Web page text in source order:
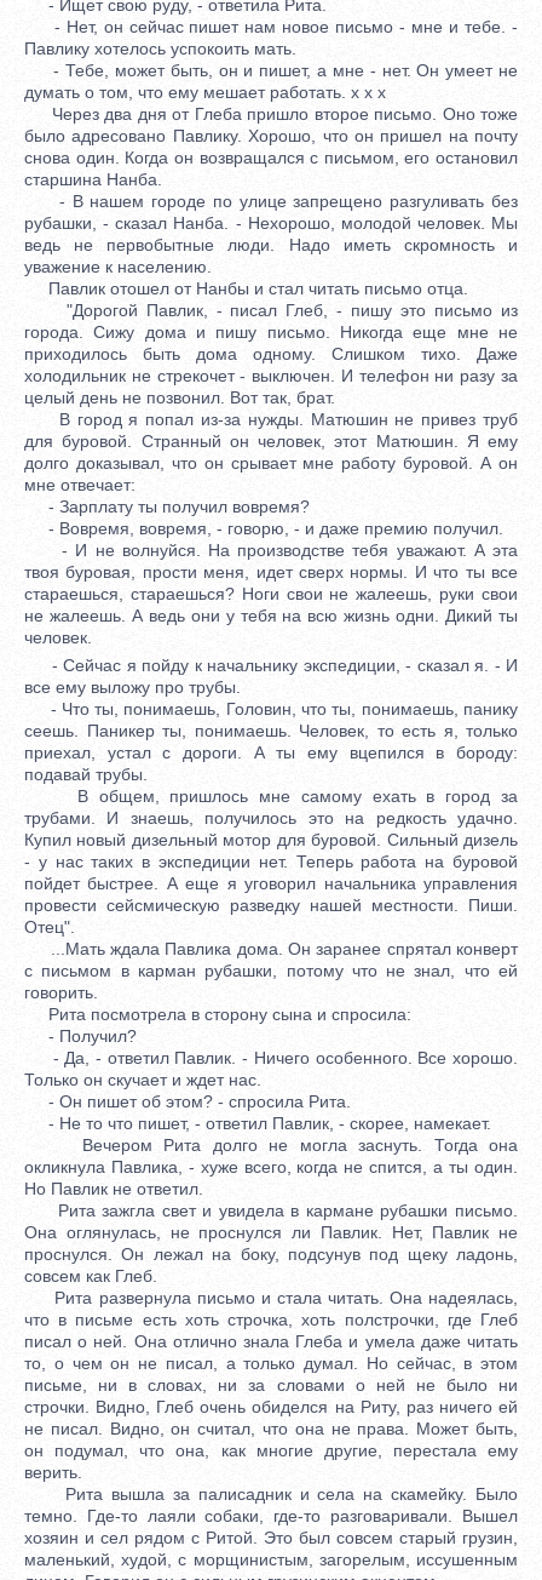
- Ищет свою руду, - ответила Рита.
- Нет, он сейчас пишет нам новое письмо - мне и тебе. -
Павлику хотелось успокоить мать.
- Тебе, может быть, он и пишет, а мне - нет. Он умеет не
думать о том, что ему мешает работать. x x x
Через два дня от Глеба пришло второе письмо. Оно тоже
было адресовано Павлику. Хорошо, что он пришел на почту
снова один. Когда он возвращался с письмом, его остановил
старшина Нанба.
- В нашем городе по улице запрещено разгуливать без
рубашки, - сказал Нанба. - Нехорошо, молодой человек. Мы
ведь не первобытные люди. Надо иметь скромность и
уважение к населению.
Павлик отошел от Нанбы и стал читать письмо отца.
"Дорогой Павлик, - писал Глеб, - пишу это письмо из
города. Сижу дома и пишу письмо. Никогда еще мне не
приходилось быть дома одному. Слишком тихо. Даже
холодильник не стрекочет - выключен. И телефон ни разу за
целый день не позвонил. Вот так, брат.
В город я попал из-за нужды. Матюшин не привез труб
для буровой. Странный он человек, этот Матюшин. Я ему
долго доказывал, что он срывает мне работу буровой. А он
мне отвечает:
- Зарплату ты получил вовремя?
- Вовремя, вовремя, - говорю, - и даже премию получил.
- И не волнуйся. На производстве тебя уважают. А эта
твоя буровая, прости меня, идет сверх нормы. И что ты все
стараешься, стараешься? Ноги свои не жалеешь, руки свои
не жалеешь. А ведь они у тебя на всю жизнь одни. Дикий ты
человек.
- Сейчас я пойду к начальнику экспедиции, - сказал я. - И
все ему выложу про трубы.
- Что ты, понимаешь, Головин, что ты, понимаешь, панику
сеешь. Паникер ты, понимаешь. Человек, то есть я, только
приехал, устал с дороги. А ты ему вцепился в бороду:
подавай трубы.
В общем, пришлось мне самому ехать в город за
трубами. И знаешь, получилось это на редкость удачно.
Купил новый дизельный мотор для буровой. Сильный дизель
- у нас таких в экспедиции нет. Теперь работа на буровой
пойдет быстрее. А еще я уговорил начальника управления
провести сейсмическую разведку нашей местности. Пиши.
Отец".
...Мать ждала Павлика дома. Он заранее спрятал конверт
с письмом в карман рубашки, потому что не знал, что ей
говорить.
Рита посмотрела в сторону сына и спросила:
- Получил?
- Да, - ответил Павлик. - Ничего особенного. Все хорошо.
Только он скучает и ждет нас.
- Он пишет об этом? - спросила Рита.
- Не то что пишет, - ответил Павлик, - скорее, намекает.
Вечером Рита долго не могла заснуть. Тогда она
окликнула Павлика, - хуже всего, когда не спится, а ты один.
Но Павлик не ответил.
Рита зажгла свет и увидела в кармане рубашки письмо.
Она оглянулась, не проснулся ли Павлик. Нет, Павлик не
проснулся. Он лежал на боку, подсунув под щеку ладонь,
совсем как Глеб.
Рита развернула письмо и стала читать. Она надеялась,
что в письме есть хоть строчка, хоть полстрочки, где Глеб
писал о ней. Она отлично знала Глеба и умела даже читать
то, о чем он не писал, а только думал. Но сейчас, в этом
письме, ни в словах, ни за словами о ней не было ни
строчки. Видно, Глеб очень обиделся на Риту, раз ничего ей
не писал. Видно, он считал, что она не права. Может быть,
он подумал, что она, как многие другие, перестала ему
верить.
Рита вышла за палисадник и села на скамейку. Было
темно. Где-то лаяли собаки, где-то разговаривали. Вышел
хозяин и сел рядом с Ритой. Это был совсем старый грузин,
маленький, худой, с морщинистым, загорелым, иссушенным